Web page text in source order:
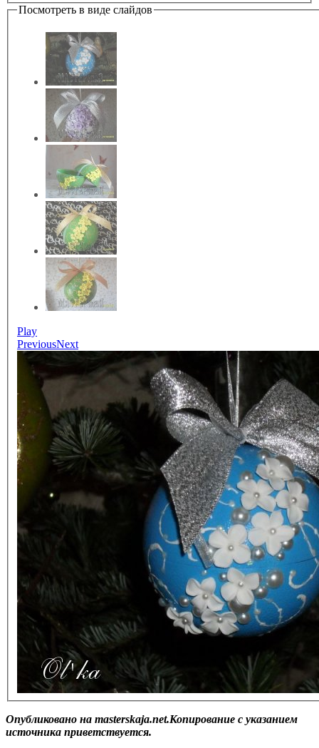
Посмотреть в виде слайдов
Play
PreviousNext
Опубликовано на masterskaja.net.Копирование с указанием
источника приветствуется.